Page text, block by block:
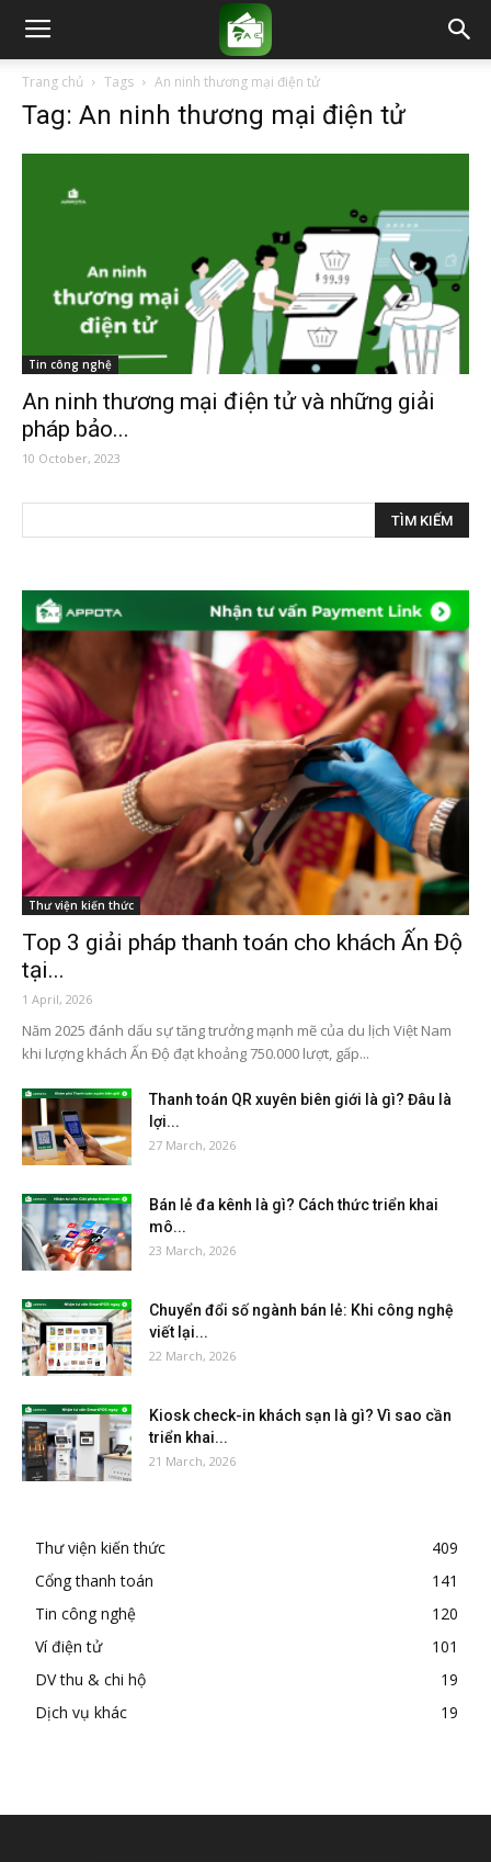
Trang chủ Tags An ninh thương mại điện tử
Tag: An ninh thương mại điện tử
Tin công nghệ
An ninh thương mại điện tử và những giải
pháp bảo...
10 October, 2023
Thư viện kiến thức
Top 3 giải pháp thanh toán cho khách Ấn Độ
tại...
1 April, 2026
Năm 2025 đánh dấu sự tăng trưởng mạnh mẽ của du lịch Việt Nam
khi lượng khách Ấn Độ đạt khoảng 750.000 lượt, gấp...
Thanh toán QR xuyên biên giới là gì? Đâu là
lợi...
27 March, 2026
Bán lẻ đa kênh là gì? Cách thức triển khai
mô...
23 March, 2026
Chuyển đổi số ngành bán lẻ: Khi công nghệ
viết lại...
22 March, 2026
Kiosk check-in khách sạn là gì? Vì sao cần
triển khai...
21 March, 2026
Thư viện kiến thức
409
Cổng thanh toán
141
Tin công nghệ
120
Ví điện tử
101
DV thu & chi hộ
19
Dịch vụ khác
19